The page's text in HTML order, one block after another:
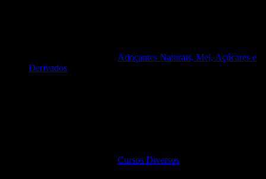
Adoçantes Naturais, Mel, Açúcares e
Derivados
Cursos Diversos